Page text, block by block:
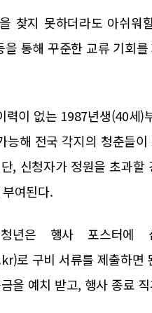
찾지 못하더라도 아쉬워
을 통해 꾸준한 교류 기회
력이 없는 1987년생(40세
능해 전국 각지의 청춘들
, 신청자가 정원을 초과
여된다.
년은 행사 포스터에
로 구비 서류를 제출하면
을 예치 받고, 행사 종료